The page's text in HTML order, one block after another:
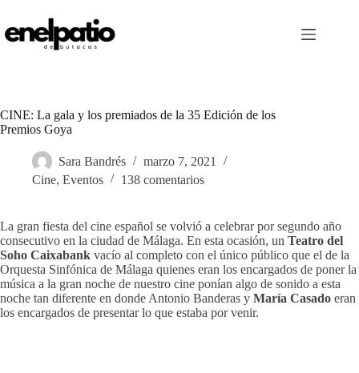
contenido
CINE: La gala y los premiados de la 35 Edición de los
Premios Goya
Sara Bandrés
marzo 7, 2021
Cine, Eventos 138 comentarios
La gran fiesta del cine español se volvió a celebrar por segundo año
consecutivo en la ciudad de Málaga. En esta ocasión, un Teatro del
Soho Caixabank vacío al completo con el único público que el de la
Orquesta Sinfónica de Málaga quienes eran los encargados de poner la
música a la gran noche de nuestro cine ponían algo de sonido a esta
noche tan diferente en donde Antonio Banderas y María Casado eran
los encargados de presentar lo que estaba por venir.